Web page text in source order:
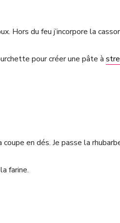
Hors du feu j’incorpore la
pour créer une pâte à
en dés. Je passe la
farine.